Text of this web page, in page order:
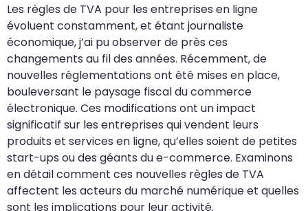
Les règles de TVA pour les entreprises en ligne
évoluent constamment, et étant journaliste
économique, j’ai pu observer de près ces
changements au fil des années. Récemment, de
nouvelles réglementations ont été mises en place,
bouleversant le paysage fiscal du commerce
électronique. Ces modifications ont un impact
significatif sur les entreprises qui vendent leurs
produits et services en ligne, qu’elles soient de petites
start-ups ou des géants du e-commerce. Examinons
en détail comment ces nouvelles règles de TVA
affectent les acteurs du marché numérique et quelles
sont les implications pour leur activité.